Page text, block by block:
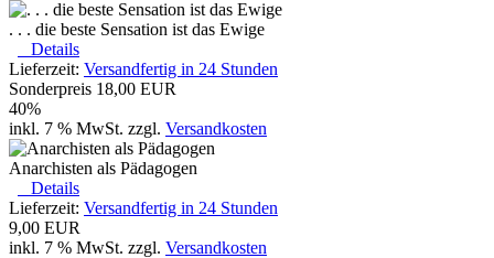
. . . die beste Sensation ist das Ewige
Details
Lieferzeit: Versandfertig in 24 Stunden
Sonderpreis 18,00 EUR
40%
inkl. 7 % MwSt. zzgl. Versandkosten
Anarchisten als Pädagogen
Details
Lieferzeit: Versandfertig in 24 Stunden
9,00 EUR
inkl. 7 % MwSt. zzgl. Versandkosten